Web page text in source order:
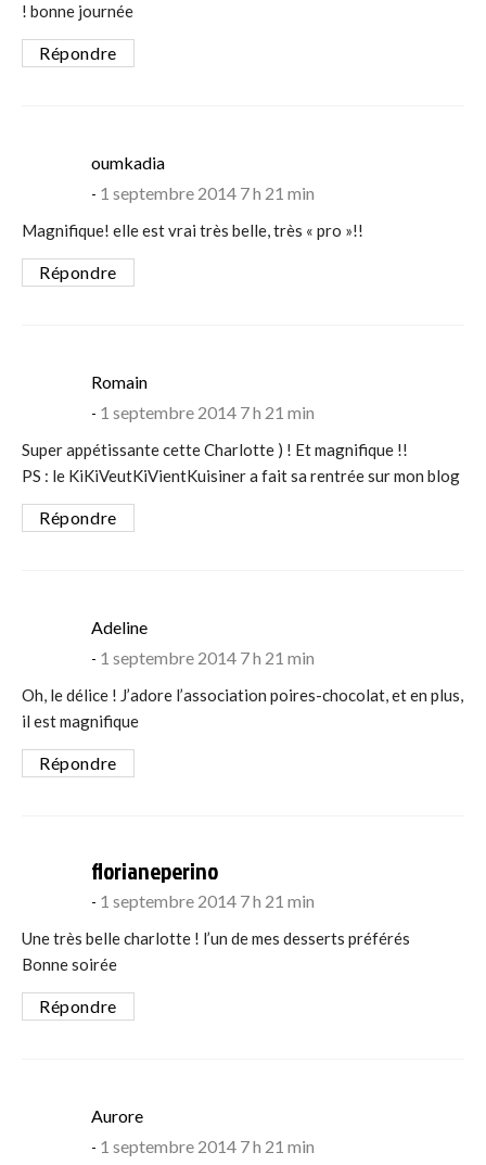
! bonne journée
Répondre
oumkadiasays:
1 septembre 2014 7 h 21 min
Magnifique! elle est vrai très belle, très « pro »!!
Répondre
Romainsays:
1 septembre 2014 7 h 21 min
Super appétissante cette Charlotte ) ! Et magnifique !!
PS : le KiKiVeutKiVientKuisiner a fait sa rentrée sur mon blog
Répondre
Adelinesays:
1 septembre 2014 7 h 21 min
Oh, le délice ! J’adore l’association poires-chocolat, et en plus,
il est magnifique
Répondre
florianeperinosays:
1 septembre 2014 7 h 21 min
Une très belle charlotte ! l’un de mes desserts préférés
Bonne soirée
Répondre
Auroresays:
1 septembre 2014 7 h 21 min